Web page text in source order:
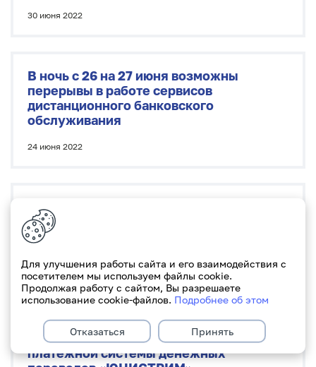
30 июня 2022
В ночь с 26 на 27 июня возможны
перерывы в работе сервисов
дистанционного банковского
обслуживания
24 июня 2022
Об изменениях и дополнениях
в Сборнике размеров платы
за банковские операции Paritetbank
24 июня 2022
Об изменениях в переводах физических
лиц посредством международной
платежной системы денежных
Для улучшения работы сайта и его взаимодействия с
посетителем мы используем файлы cookie.
Продолжая работу с сайтом, Вы разрешаете
использование cookie-файлов. Подробнее об этом
Отказаться Принять